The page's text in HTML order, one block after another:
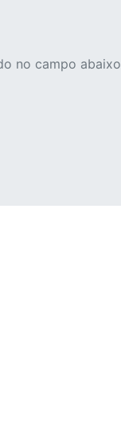
no campo abaixo